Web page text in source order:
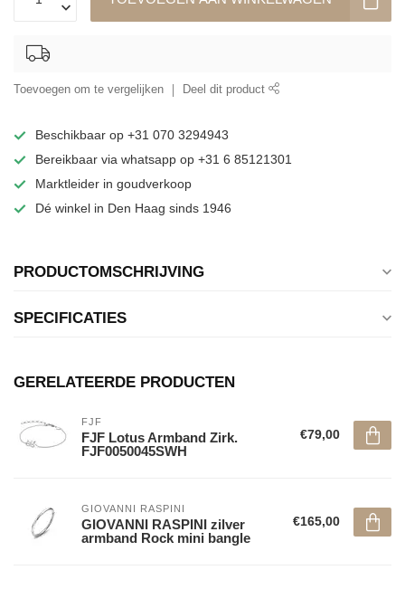
Toevoegen om te vergelijken Deel dit product
Beschikbaar op +31 070 3294943
Bereikbaar via whatsapp op +31 6 85121301
Marktleider in goudverkoop
Dé winkel in Den Haag sinds 1946
PRODUCTOMSCHRIJVING
SPECIFICATIES
GERELATEERDE PRODUCTEN
FJF
FJF Lotus Armband Zirk.
FJF0050045SWH
€79,00
GIOVANNI RASPINI
GIOVANNI RASPINI zilver
armband Rock mini bangle
€165,00